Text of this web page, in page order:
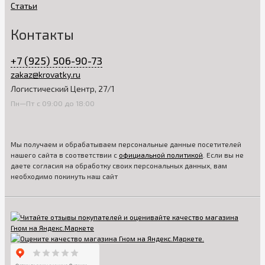
Статьи
Контакты
+7 (925) 506-90-73
zakaz@krovatky.ru
Логистический Центр, 27/1
Пн—Пт с 09:00 до 18:00
Мы получаем и обрабатываем персональные данные посетителей
нашего сайта в соответствии с официальной политикой . Если вы не
даете согласия на обработку своих персональных данных, вам
необходимо покинуть наш сайт